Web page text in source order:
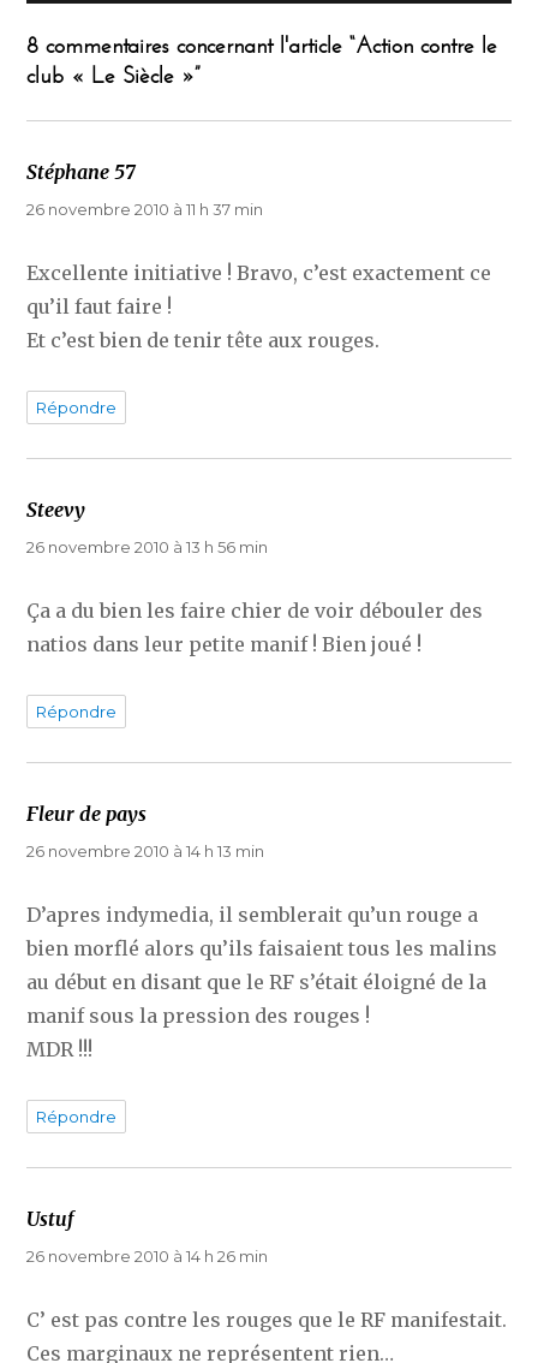
8 commentaires concernant l'article “Action contre le
club « Le Siècle »”
Stéphane 57dit :
26 novembre 2010 à 11 h 37 min
Excellente initiative ! Bravo, c’est exactement ce
qu’il faut faire !
Et c’est bien de tenir tête aux rouges.
Répondre
Steevy
26 novembre 2010 à 13 h 56 min
Ça a du bien les faire chier de voir débouler des
natios dans leur petite manif ! Bien joué !
Répondre
Fleur de pays
26 novembre 2010 à 14 h 13 min
D’apres indymedia, il semblerait qu’un rouge a
bien morflé alors qu’ils faisaient tous les malins
au début en disant que le RF s’était éloigné de la
manif sous la pression des rouges !
MDR !!!
Répondre
Ustufdit :
26 novembre 2010 à 14 h 26 min
C’ est pas contre les rouges que le RF manifestait.
Ces marginaux ne représentent rien…